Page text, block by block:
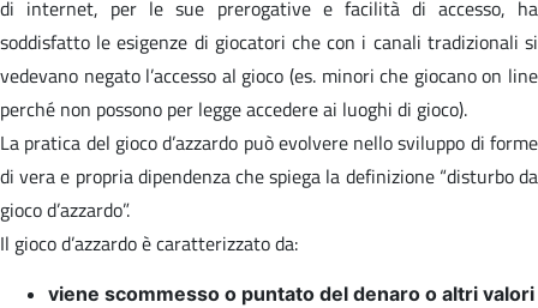
di internet, per le sue prerogative e facilità di accesso, ha
soddisfatto le esigenze di giocatori che con i canali tradizionali si
vedevano negato l’accesso al gioco (es. minori che giocano on line
perché non possono per legge accedere ai luoghi di gioco).
La pratica del gioco d’azzardo può evolvere nello sviluppo di forme
di vera e propria dipendenza che spiega la definizione “disturbo da
gioco d’azzardo”.
Il gioco d’azzardo è caratterizzato da:
viene scommesso o puntato del denaro o altri valori